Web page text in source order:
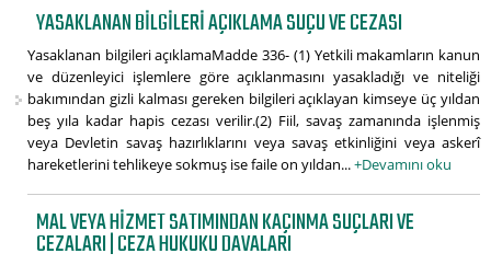
YASAKLANAN BILGILERI AÇIKLAMA SUÇU VE CEZASI
Yasaklanan bilgileri açıklamaMadde 336- (1) Yetkili makamların kanun
ve düzenleyici işlemlere göre açıklanmasını yasakladığı ve niteliği
bakımından gizli kalması gereken bilgileri açıklayan kimseye üç yıldan
beş yıla kadar hapis cezası verilir.(2) Fiil, savaş zamanında işlenmiş
veya Devletin savaş hazırlıklarını veya savaş etkinliğini veya askerî
hareketlerini tehlikeye sokmuş ise faile on yıldan...+Devamını oku
MAL VEYA HIZMET SATIMINDAN KAÇINMA SUÇLARI VE
CEZALARI | CEZA HUKUKU DAVALARI